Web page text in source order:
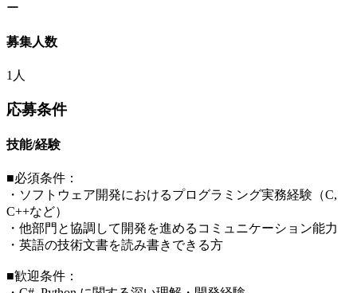
ー
募集人数
1人
応募条件
技能/経験
■必須条件：
・ソフトウェア開発におけるプログラミング実務経験（C,
C++など）
・他部門と協調して開発を進めるコミュニケーション能力
・英語の技術文書を読み書きできる方
■歓迎条件：